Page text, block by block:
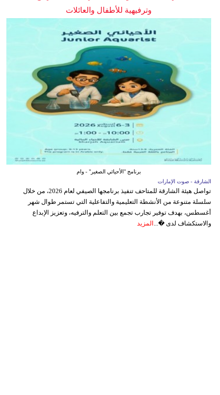
وترفيهية للأطفال والعائلات
برنامج "الأحيائي الصغير" - وام
الشارقة - صوت الإمارات
تواصل هيئة الشارقة للمتاحف تنفيذ برنامجها الصيفي لعام 2026، من خلال
سلسلة متنوعة من الأنشطة التعليمية والتفاعلية التي تستمر طوال شهر
أغسطس، بهدف توفير تجارب تجمع بين التعلم والترفيه، وتعزيز الإبداع
والاستكشاف لدى �... المزيد